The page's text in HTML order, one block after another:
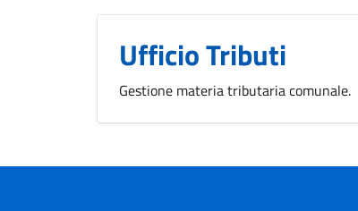
Ufficio Tributi
Gestione materia tributaria comunale.